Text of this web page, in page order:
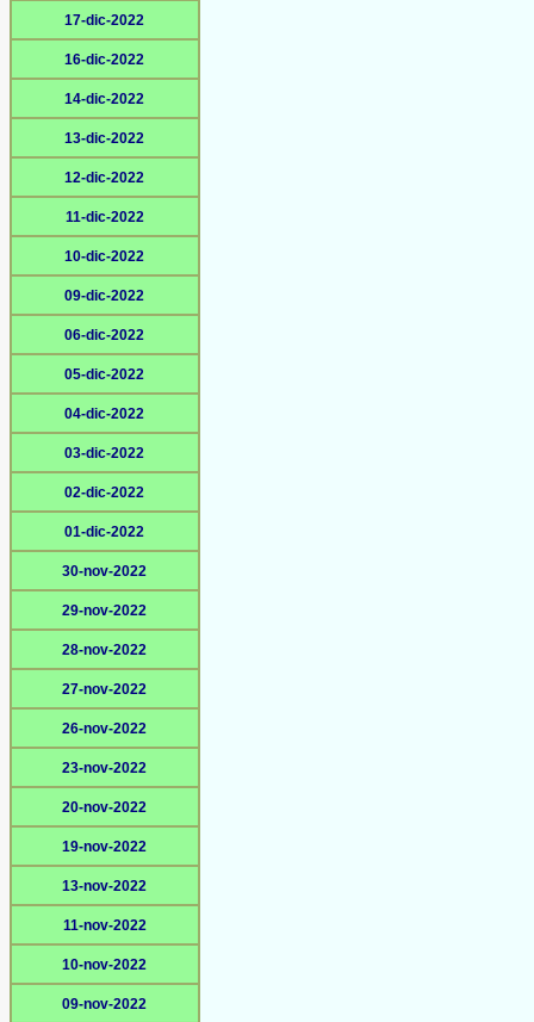
17-dic-2022
16-dic-2022
14-dic-2022
13-dic-2022
12-dic-2022
11-dic-2022
10-dic-2022
09-dic-2022
06-dic-2022
05-dic-2022
04-dic-2022
03-dic-2022
02-dic-2022
01-dic-2022
30-nov-2022
29-nov-2022
28-nov-2022
27-nov-2022
26-nov-2022
23-nov-2022
20-nov-2022
19-nov-2022
13-nov-2022
11-nov-2022
10-nov-2022
09-nov-2022